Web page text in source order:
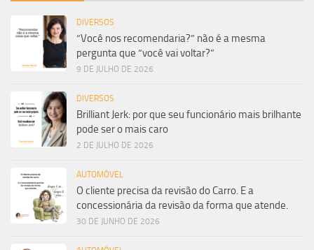
DIVERSOS
“Você nos recomendaria?” não é a mesma
pergunta que “você vai voltar?”
9 DE JULHO DE 2026
DIVERSOS
Brilliant Jerk: por que seu funcionário mais brilhante
pode ser o mais caro
2 DE JULHO DE 2026
AUTOMÓVEL
O cliente precisa da revisão do Carro. E a
concessionária da revisão da forma que atende.
30 DE JUNHO DE 2026